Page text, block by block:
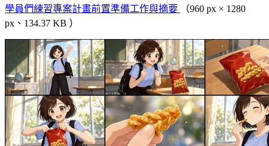
學員們練習專案計畫前置準備工作與摘要
（960 px × 1280
px、134.37 KB ）